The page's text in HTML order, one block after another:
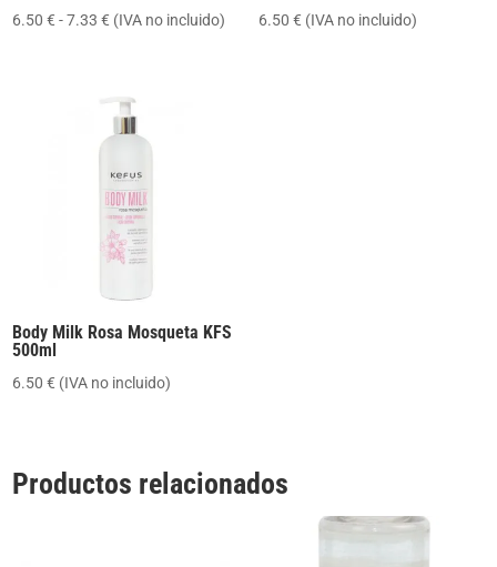
6.50€ - 7.33€ Rango
desde
6.50 €
7.33 €
(IVA no incluido) 6.50 € (IVA no incluido)
Body Milk Rosa Mosqueta KFS
500ml
6.50€ (IVA no incluido)
Productos relacionados